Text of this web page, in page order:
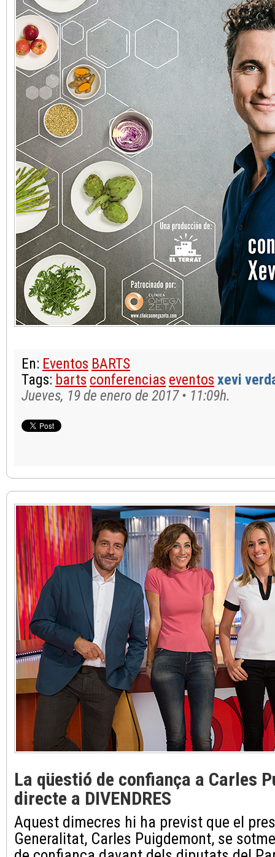
En: Eventos BARTS
Tags: barts conferencias eventos xevi
Jueves, 19 de enero de 2017 • 11:09h.
La qüestió de confiança a Carles
directe a DIVENDRES
Aquest dimecres hi ha previst que el
Generalitat, Carles Puigdemont, se